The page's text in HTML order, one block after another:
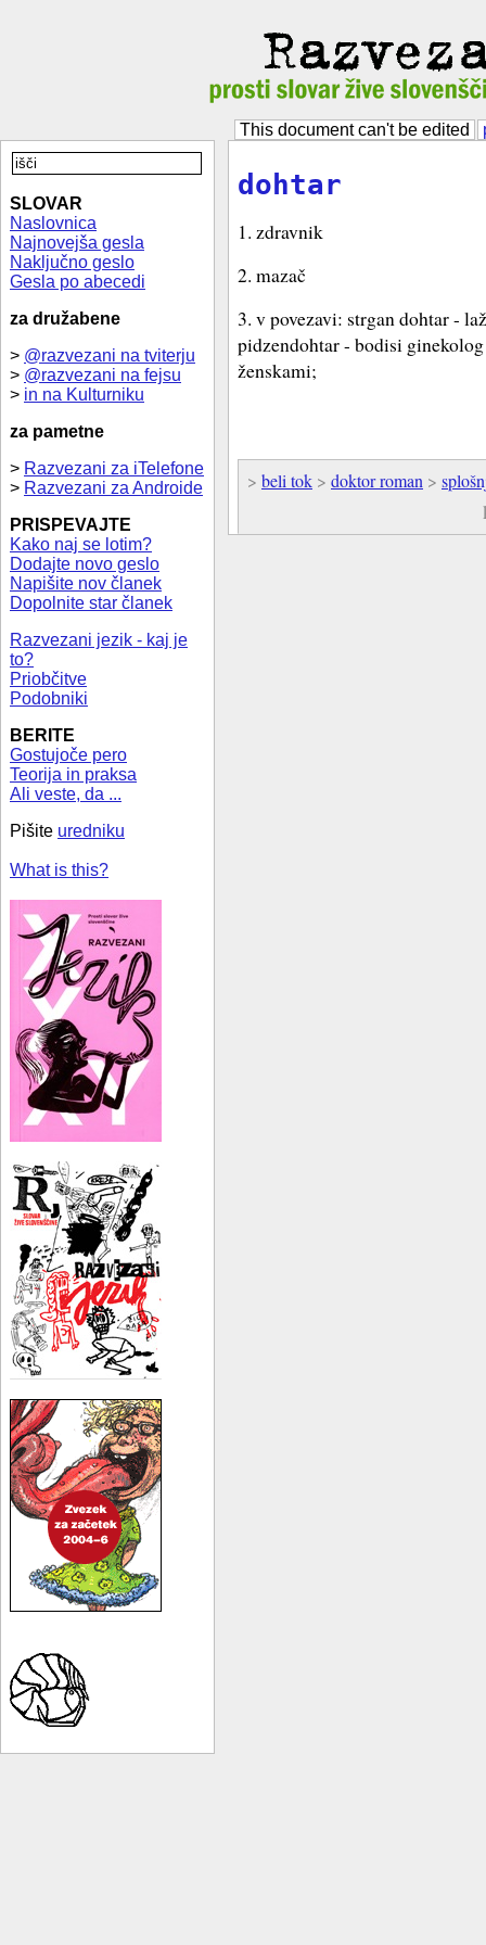
This document can't be edited
SLOVAR
Naslovnica
Najnovejša gesla
Naključno geslo
Gesla po abecedi
za družabene
> @razvezani na tviterju
> @razvezani na fejsu
> in na Kulturniku
za pametne
> Razvezani za iTelefone
> Razvezani za Androide
PRISPEVAJTE
Kako naj se lotim?
Dodajte novo geslo
Napišite nov članek
Dopolnite star članek
Razvezani jezik - kaj je
to?
Priobčitve
Podobniki
BERITE
Gostujoče pero
Teorija in praksa
Ali veste, da ...
Pišite uredniku
What is this?
dohtar
1. zdravnik
2. mazač
3. v povezavi: strgan dohtar -
pidzendohtar - bodisi
ženskami;
> beli tok > doktor roman >